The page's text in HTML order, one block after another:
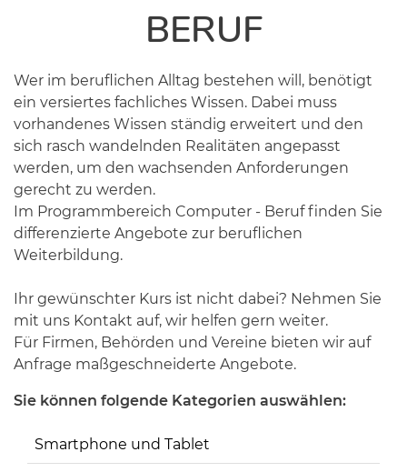
BERUF
Wer im beruflichen Alltag bestehen will, benötigt
ein versiertes fachliches Wissen. Dabei muss
vorhandenes Wissen ständig erweitert und den
sich rasch wandelnden Realitäten angepasst
werden, um den wachsenden Anforderungen
gerecht zu werden.
Im Programmbereich Computer - Beruf finden Sie
differenzierte Angebote zur beruflichen
Weiterbildung.
Ihr gewünschter Kurs ist nicht dabei? Nehmen Sie
mit uns Kontakt auf, wir helfen gern weiter.
Für Firmen, Behörden und Vereine bieten wir auf
Anfrage maßgeschneiderte Angebote.
Sie können folgende Kategorien auswählen:
Smartphone und Tablet